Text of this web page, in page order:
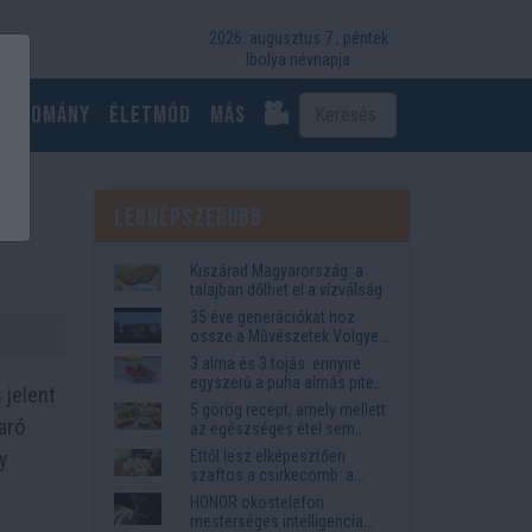
2026. augusztus 7., péntek
Ibolya névnapja
Tudomány Életmód más
jelent
Kiszárad Magyarország: a
talajban dőlhet el a vízválság
35 éve generációkat hoz
össze a Művészetek Völgye
– megvan a 2027-es időpont
és a bérletár
3 alma és 3 tojás: ennyire
egyszerű a puha almás pite
titka
5 görög recept, amely mellett
az egészséges étel sem
tűnik lemondásnak
Ettől lesz elképesztően
szaftos a csirkecomb: a
sörös pác a titok
HONOR okostelefon
mesterséges intelligencia